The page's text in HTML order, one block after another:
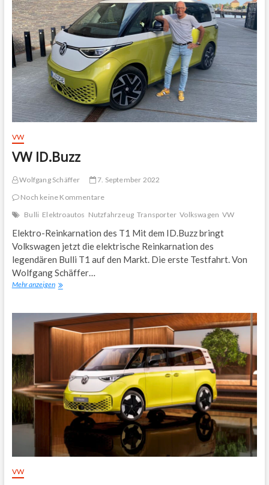
VW
VW ID.Buzz
Wolfgang Schäffer
7. September 2022
Noch keine Kommentare
Bulli Elektroautos Nutzfahrzeug Transporter Volkswagen VW
Elektro-Reinkarnation des T1 Mit dem ID.Buzz bringt
Volkswagen jetzt die elektrische Reinkarnation des
legendären Bulli T1 auf den Markt. Die erste Testfahrt. Von
Wolfgang Schäffer…
Mehr anzeigenVW
VW